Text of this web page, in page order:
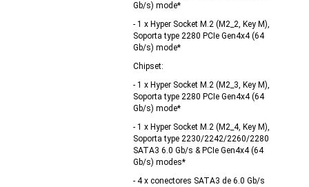
Gb/s) mode*
- 1 x Hyper Socket M.2 (M2_2, Key M),
Soporta type 2280 PCIe Gen4x4 (64
Gb/s) mode*
Chipset:
- 1 x Hyper Socket M.2 (M2_3, Key M),
Soporta type 2280 PCIe Gen4x4 (64
Gb/s) mode*
- 1 x Hyper Socket M.2 (M2_4, Key M),
Soporta type 2230/2242/2260/2280
SATA3 6.0 Gb/s & PCIe Gen4x4 (64
Gb/s) modes*
- 4 x conectores SATA3 de 6.0 Gb/s